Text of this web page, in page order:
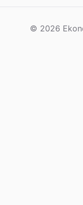
© 2026